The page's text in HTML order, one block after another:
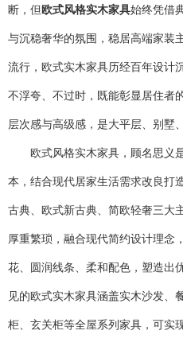
断，但欧式风格实木家具始终凭借
与沉稳奢华的氛围，稳居高端家装
流行，欧式实木家具历经百年设计
不浮夸、不过时，既能彰显居住者
层次感与高级感，是大平层、别墅
欧式风格实木家具，顾名思义
本，结合现代居家生活需求改良打
古典、欧式新古典、简欧轻奢三大
厚重繁琐，融合现代简约设计理念
花、圆润线条、柔和配色，塑造出
见的欧式实木家具涵盖实木沙发、
柜、玄关柜等全屋系列家具，可实